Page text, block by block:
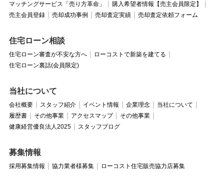
マッチングサービス「売り方革命」
購入希望者情報【売主会員限定】
売主会員登録
売却成功事例 売却査定実績 売却査定依頼フォーム
住宅ローン相談
住宅ローン審査が不安な方へ
ローコストで新築を建てる
住宅ローン裏話(会員限定)
当社について
会社概要 スタッフ紹介 イベント情報 企業理念
当社について
履歴書
その他事業 アクセスマップ
その他事業
健康経営優良法人2025
スタッフブログ
募集情報
採用募集情報 協力業者様募集 ローコスト住宅販売協力店募集